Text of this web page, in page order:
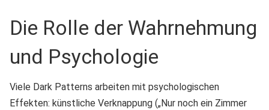
Die Rolle der Wahrnehmung
und Psychologie
Viele Dark Patterns arbeiten mit psychologischen
Effekten: künstliche Verknappung („Nur noch ein Zimmer